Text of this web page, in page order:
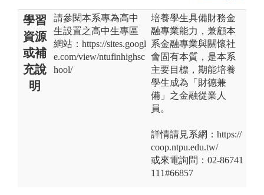
學習
資源
或補
充說
明
請參閱本系專為高中
生設置之高中生專區
網站：https://sites.googl
e.com/view/ntufinhighsc
hool/
培養學生具備財務金
融專業能力，兼顧本
系金融專業與關懷社
會固有本質，是本系
主要目標，期能培養
學生成為「財德兼
備」之金融從業人
員。
詳情請見系網：https://
coop.ntpu.edu.tw/
或來電詢問：02-86741
111#66857